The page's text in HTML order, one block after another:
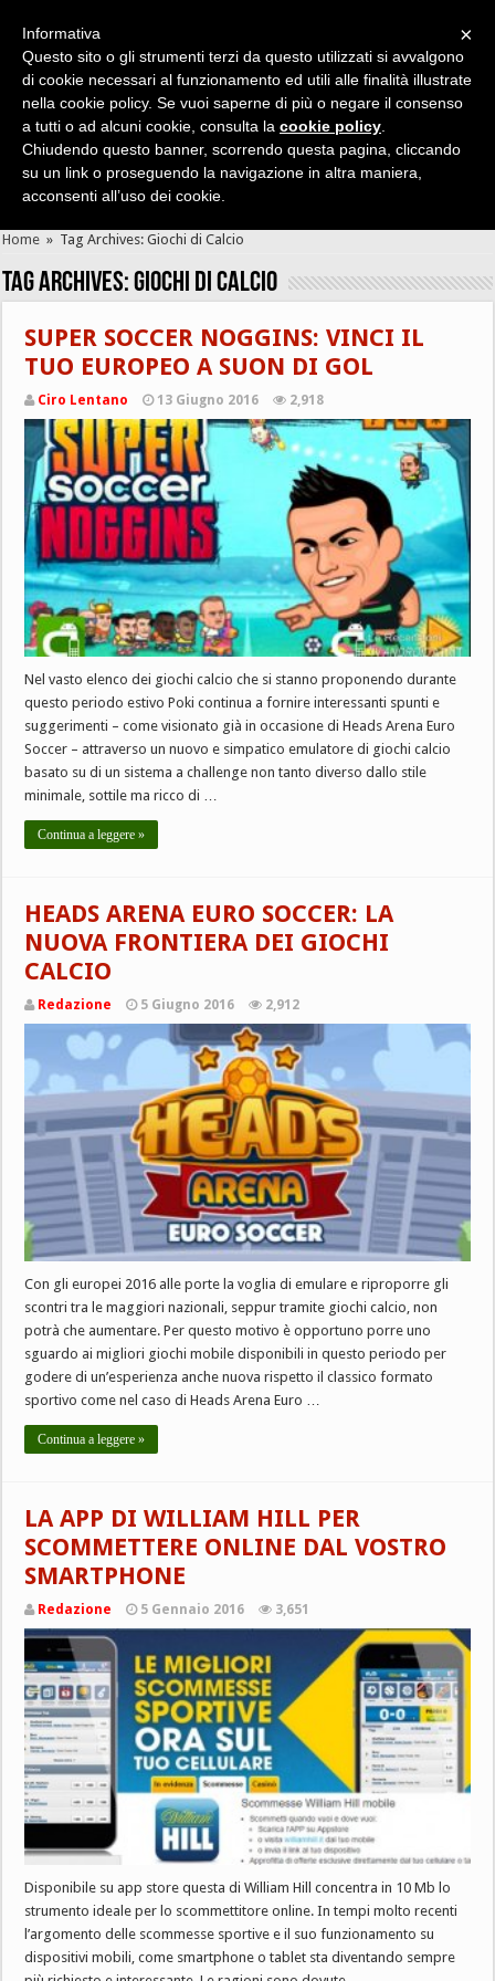
Cerca velocemente news, recensioni, guide, app, giochi ...
Home » Tag Archives: Giochi di Calcio
Tag Archives:Giochi di Calcio
SUPER SOCCER NOGGINS: VINCI IL
TUO EUROPEO A SUON DI GOL
Ciro Lentano 13 Giugno 2016 2,918
Nel vasto elenco dei giochi calcio che si stanno proponendo durante
questo periodo estivo Poki continua a fornire interessanti spunti e
suggerimenti – come visionato già in occasione di Heads Arena Euro
Soccer – attraverso un nuovo e simpatico emulatore di giochi calcio
basato su di un sistema a challenge non tanto diverso dallo stile
minimale, sottile ma ricco di …
Continua a leggere »
HEADS ARENA EURO SOCCER: LA
NUOVA FRONTIERA DEI GIOCHI
CALCIO
Redazione 5 Giugno 2016 2,912
Con gli europei 2016 alle porte la voglia di emulare e riproporre gli
scontri tra le maggiori nazionali, seppur tramite giochi calcio, non
potrà che aumentare. Per questo motivo è opportuno porre uno
sguardo ai migliori giochi mobile disponibili in questo periodo per
godere di un’esperienza anche nuova rispetto il classico formato
sportivo come nel caso di Heads Arena Euro …
Continua a leggere »
LA APP DI WILLIAM HILL PER
SCOMMETTERE ONLINE DAL VOSTRO
SMARTPHONE
Redazione 5 Gennaio 2016 3,651
Disponibile su app store questa di William Hill concentra in 10 Mb lo
strumento ideale per lo scommettitore online. In tempi molto recenti
l’argomento delle scommesse sportive e il suo funzionamento su
dispositivi mobili, come smartphone o tablet sta diventando sempre
×
Informativa
Questo sito o gli strumenti terzi da questo utilizzati si avvalgono
di cookie necessari al funzionamento ed utili alle finalità illustrate
nella cookie policy. Se vuoi saperne di più o negare il consenso
a tutti o ad alcuni cookie, consulta la cookie policy
Chiudendo questo banner, scorrendo questa pagina, cliccando
su un link o proseguendo la navigazione in altra maniera,
acconsenti all’uso dei cookie.